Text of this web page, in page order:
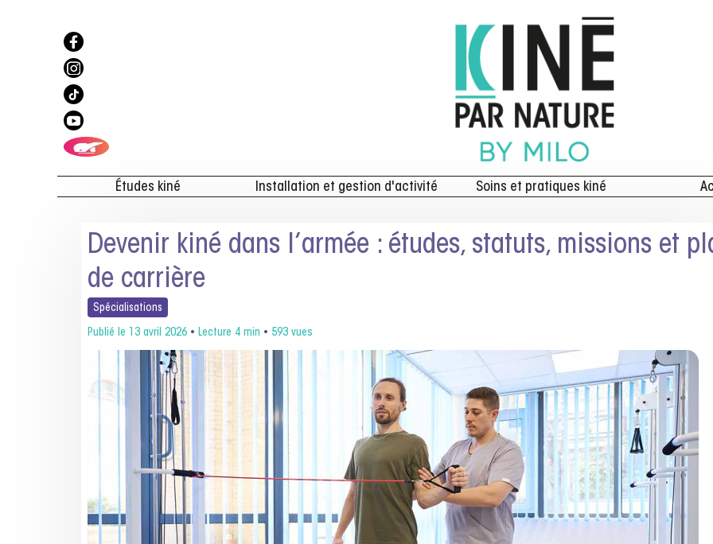
Études kiné Installation et gestion d'activité Soins et pratiques kiné
Devenir kiné dans l’armée : études, statuts, missions et
de carrière
Spécialisations
Publié le 13 avril 2026 • Lecture 4 min • 593 vues